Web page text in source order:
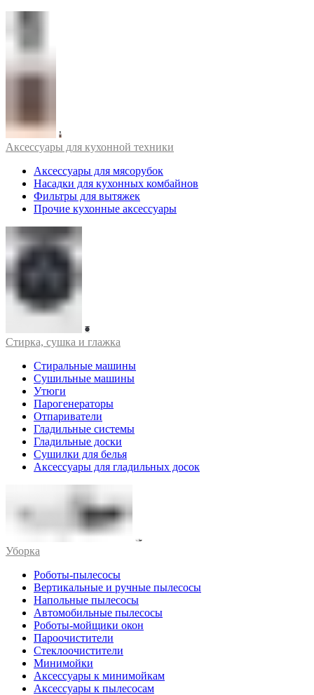
Аксессуары для кухонной техники
Аксессуары для мясорубок
Насадки для кухонных комбайнов
Фильтры для вытяжек
Прочие кухонные аксессуары
Стирка, сушка и глажка
Стиральные машины
Сушильные машины
Утюги
Парогенераторы
Отпариватели
Гладильные системы
Гладильные доски
Сушилки для белья
Аксессуары для гладильных досок
Уборка
Роботы-пылесосы
Вертикальные и ручные пылесосы
Напольные пылесосы
Автомобильные пылесосы
Роботы-мойщики окон
Пароочистители
Стеклоочистители
Минимойки
Аксессуары к минимойкам
Аксессуары к пылесосам